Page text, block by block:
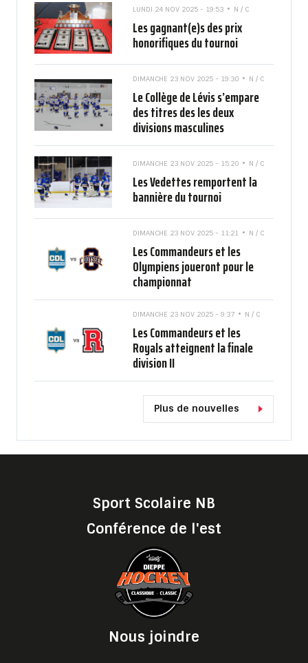
LUNDI 24 NOV 2025 - 19:53 N / C
Les gagnant(e)s des prix
honorifiques du tournoi
DIMANCHE 23 NOV 2025 - 19:30 N / C
Le Collège de Lévis s’empare
des titres des les deux
divisions masculines
DIMANCHE 23 NOV 2025 - 15:20 N / C
Les Vedettes remportent la
bannière du tournoi
DIMANCHE 23 NOV 2025 - 11:21 N / C
Les Commandeurs et les
Olympiens joueront pour le
championnat
DIMANCHE 23 NOV 2025 - 9:37 N / C
Les Commandeurs et les
Royals atteignent la finale
division II
Plus de nouvelles
Sport Scolaire NB
Conférence de l'est
Nous joindre